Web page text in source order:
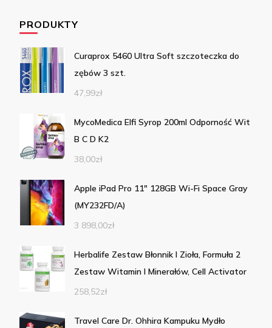
PRODUKTY
Curaprox 5460 Ultra Soft szczoteczka do
zębów 3 szt.
47,99zł
MycoMedica Elfi Syrop 200ml Odporność Wit
B C D K2
38,00zł
Apple iPad Pro 11" 128GB Wi-Fi Space Gray
(MY232FD/A)
3 898,00zł
Herbalife Zestaw Błonnik I Zioła, Formuła 2
Zestaw Witamin I Minerałów, Cell Activator
258,52zł
Travel Care Dr. Ohhira Kampuku Mydło